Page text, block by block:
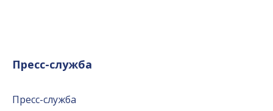
Пресс-служба
Пресс-служба